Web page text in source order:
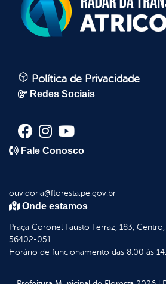
Política de Privacidade
Redes Sociais
Fale Conosco
ouvidoria@floresta.pe.gov.br
Onde estamos
Praça Coronel Fausto Ferraz, 183, Centro,
56402-051
Horário de funcionamento das 8:00 às